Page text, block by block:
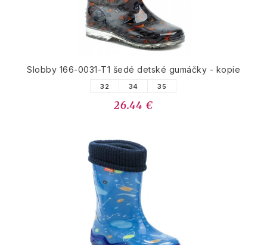
Slobby 166-0031-T1 šedé detské gumáčky - kopie
32 34 35
26.44 €